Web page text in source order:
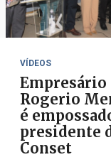
VÍDEOS
Empresário
Rogerio
é
presidente
Conset